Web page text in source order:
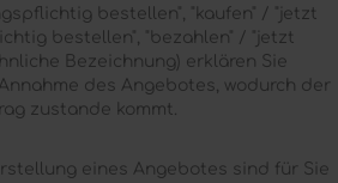
bestellen", "kaufen" / "jetzt
bestellen", "bezahlen" / "jetzt
Bezeichnung) erklären Sie
des Angebotes, wodurch der
zustande kommt.
eines Angebotes sind für Sie